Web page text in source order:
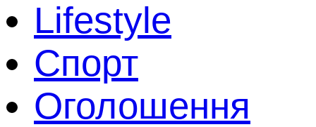
Lifestyle
Спорт
Оголошення